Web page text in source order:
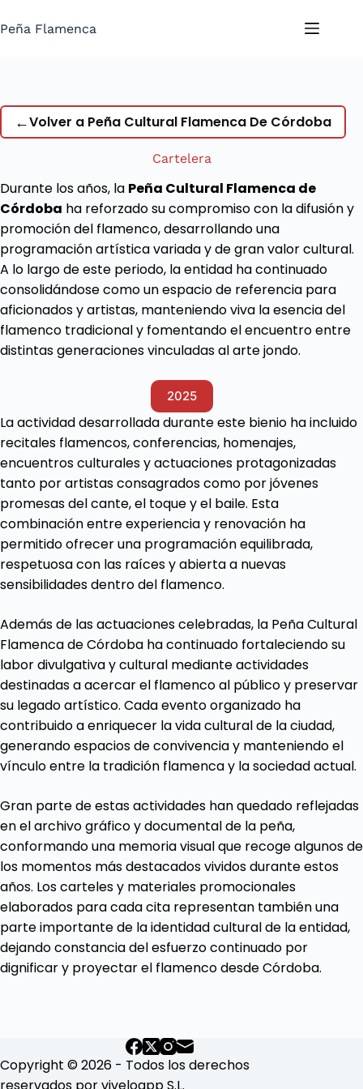
al
Peña Flamenca
←Volver a Peña Cultural Flamenca De Córdoba
Cartelera
Durante los años, la Peña Cultural Flamenca de
Córdoba ha reforzado su compromiso con la difusión y
promoción del flamenco, desarrollando una
programación artística variada y de gran valor cultural.
A lo largo de este periodo, la entidad ha continuado
consolidándose como un espacio de referencia para
aficionados y artistas, manteniendo viva la esencia del
flamenco tradicional y fomentando el encuentro entre
distintas generaciones vinculadas al arte jondo.
2025
La actividad desarrollada durante este bienio ha incluido
recitales flamencos, conferencias, homenajes,
encuentros culturales y actuaciones protagonizadas
tanto por artistas consagrados como por jóvenes
promesas del cante, el toque y el baile. Esta
combinación entre experiencia y renovación ha
permitido ofrecer una programación equilibrada,
respetuosa con las raíces y abierta a nuevas
sensibilidades dentro del flamenco.
Además de las actuaciones celebradas, la Peña Cultural
Flamenca de Córdoba ha continuado fortaleciendo su
labor divulgativa y cultural mediante actividades
destinadas a acercar el flamenco al público y preservar
su legado artístico. Cada evento organizado ha
contribuido a enriquecer la vida cultural de la ciudad,
generando espacios de convivencia y manteniendo el
vínculo entre la tradición flamenca y la sociedad actual.
Gran parte de estas actividades han quedado reflejadas
en el archivo gráfico y documental de la peña,
conformando una memoria visual que recoge algunos de
los momentos más destacados vividos durante estos
años. Los carteles y materiales promocionales
elaborados para cada cita representan también una
parte importante de la identidad cultural de la entidad,
dejando constancia del esfuerzo continuado por
dignificar y proyectar el flamenco desde Córdoba.
Copyright © 2026 - Todos los derechos